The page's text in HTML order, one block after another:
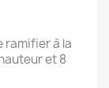
ramifier à la
et 8